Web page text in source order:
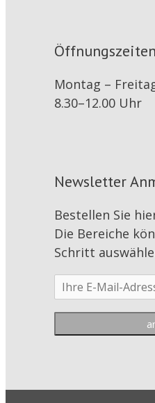
Öffnungszeiten
Montag –
8.30–12.00 Uhr
Newsletter
Bestellen Sie
Die Bereiche
Schritt